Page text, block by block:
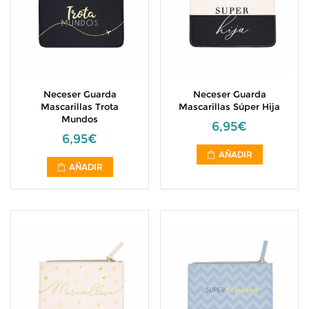
Neceser Guarda
Mascarillas Trota
Mundos
6,95€
AÑADIR
Neceser Guarda
Mascarillas Súper Hija
6,95€
AÑADIR